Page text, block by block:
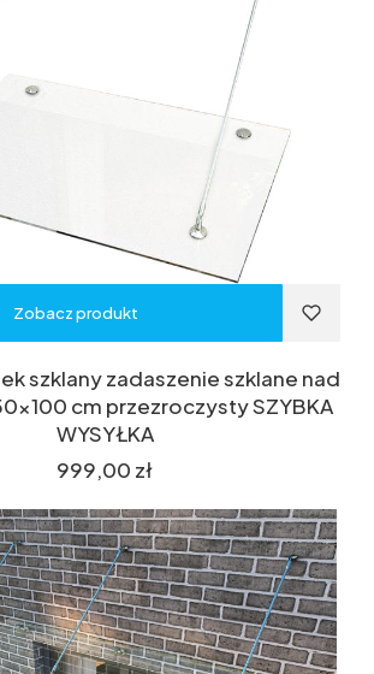
Zobacz produkt
szklany zadaszenie szklane nad
cm przezroczysty SZYBKA
WYSYŁKA
Cena
999,00 zł